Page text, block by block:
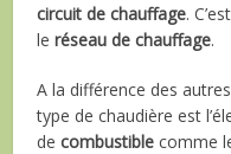
circuit de chauffage.
leréseau de chauffage.
A la différence des
type de chaudière est
decombustible comme